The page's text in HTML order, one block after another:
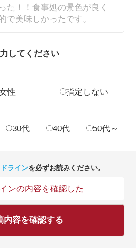
してください
性 指定しない
30代 40代 50代～
ラインを必ずお読みください。
ンの内容を確認した
内容を確認する